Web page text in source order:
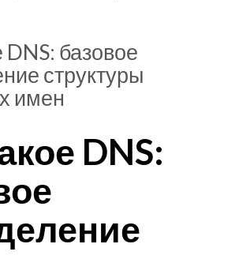
DNS: базовое
структуры
имен
DNS: